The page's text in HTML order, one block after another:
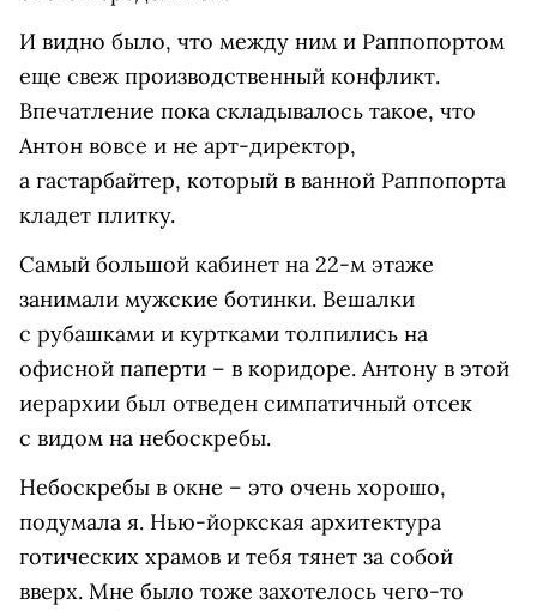
И видно было, что между ним и Раппопортом
еще свеж производственный конфликт.
Впечатление пока складывалось такое, что
Антон вовсе и не арт-директор,
а гастарбайтер, который в ванной Раппопорта
кладет плитку.
Самый большой кабинет на 22-м этаже
занимали мужские ботинки. Вешалки
с рубашками и куртками толпились на
офисной паперти – в коридоре. Антону в этой
иерархии был отведен симпатичный отсек
с видом на небоскребы.
Небоскребы в окне – это очень хорошо,
подумала я. Нью-йоркская архитектура
готических храмов и тебя тянет за собой
вверх. Мне было тоже захотелось чего-то